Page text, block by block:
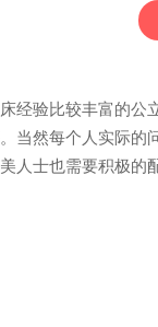
经验比较丰富的公
当然每个人实际的
人士也需要积极的